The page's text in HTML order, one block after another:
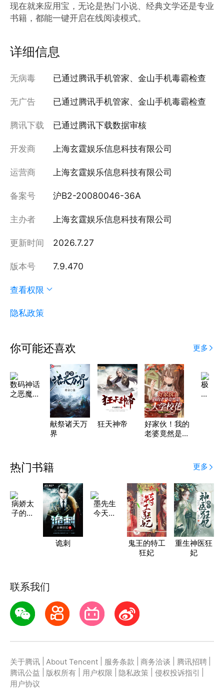
现在就来应用宝，无论是热门小说、经典文学还是专业
书籍，都能一键开启在线阅读模式。
详细信息
无病毒 已通过腾讯手机管家、金山手机毒霸检查
无广告 已通过腾讯手机管家、金山手机毒霸检查
腾讯下载 已通过腾讯下载数据审核
开发商 上海玄霆娱乐信息科技有限公司
运营商 上海玄霆娱乐信息科技有限公司
备案号 沪B2-20080046-36A
主办者 上海玄霆娱乐信息科技有限公司
更新时间 2026.7.27
版本号 7.9.470
查看权限
隐私政策
你可能还喜欢 更多
数码神话
之恶魔召
献祭诸天万
界
狂天神帝
好家伙！我的
老婆竟然是大
极
品
热门书籍 更多
病娇太
子的掌
诡刺
墨先生
今天又
鬼王的特工
狂妃
重生神医狂
妃
联系我们
关于腾讯 About Tencent 服务条款 商务洽谈 腾讯招聘
腾讯公益
版权所有 用户权限 隐私政策 侵权投诉指引
用户协议